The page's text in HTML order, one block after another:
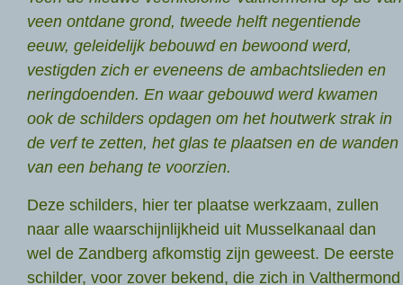
veen ontdane grond, tweede helft negentiende
eeuw, geleidelijk bebouwd en bewoond werd,
vestigden zich er eveneens de ambachtslieden en
neringdoenden. En waar gebouwd werd kwamen
ook de schilders opdagen om het houtwerk strak in
de verf te zetten, het glas te plaatsen en de wanden
van een behang te voorzien.
Deze schilders, hier ter plaatse werkzaam, zullen
naar alle waarschijnlijkheid uit Musselkanaal dan
wel de Zandberg afkomstig zijn geweest. De eerste
schilder, voor zover bekend, die zich in Valthermond